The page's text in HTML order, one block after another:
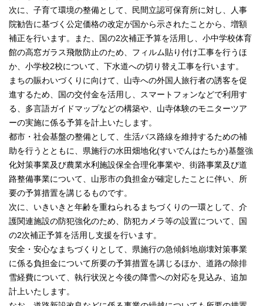
次に、子育て環境の整備として、民間立認可保育所に対し、人事
院勧告に基づく公定価格の改定が国から示されたことから、増額
補正を行います。また、国の2次補正予算を活用し、小中学校体育
館の高窓ガラス飛散防止のため、フィルム貼り付け工事を行うほ
か、小学校2校について、下水道への切り替え工事を行います。
まちの賑わいづくりに向けて、山寺への外国人旅行者の誘客を促
進するため、国の交付金を活用し、スマートフォンなどで利用す
る、多言語ガイドマップなどの構築や、山寺体験のモニターツア
ーの実施に係る予算を計上いたします。
都市・社会基盤の整備として、生活バス路線を維持するための補
助を行うとともに、県施行の水田畑地化(すいでんはたちか)基盤強
化対策事業及び農業水利施設保全合理化事業や、街路事業及び道
路整備事業について、山形市の負担金が確定したことに伴い、所
要の予算措置を講じるものです。
次に、いきいきと年齢を重ねられるまちづくりの一環として、介
護関連施設の防犯強化のため、防犯カメラ等の設置について、国
の2次補正予算を活用し支援を行います。
安全・安心なまちづくりとして、県施行の急傾斜地崩壊対策事業
に係る負担金について所要の予算措置を講じるほか、道路の除排
雪経費について、執行状況と今後の降雪への対応を見込み、追加
計上いたします。